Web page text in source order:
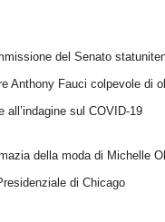
del Senato
Anthony Fauci colpevole di
all’indagine sul COVID-19
della moda di Michelle
di Chicago